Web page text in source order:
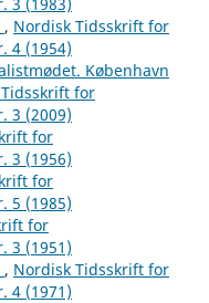
, Nordisk Tidsskrift for
4 (1954)
København
for
3 (2009)
for
3 (1956)
for
5 (1985)
for
3 (1951)
, Nordisk Tidsskrift for
4 (1971)